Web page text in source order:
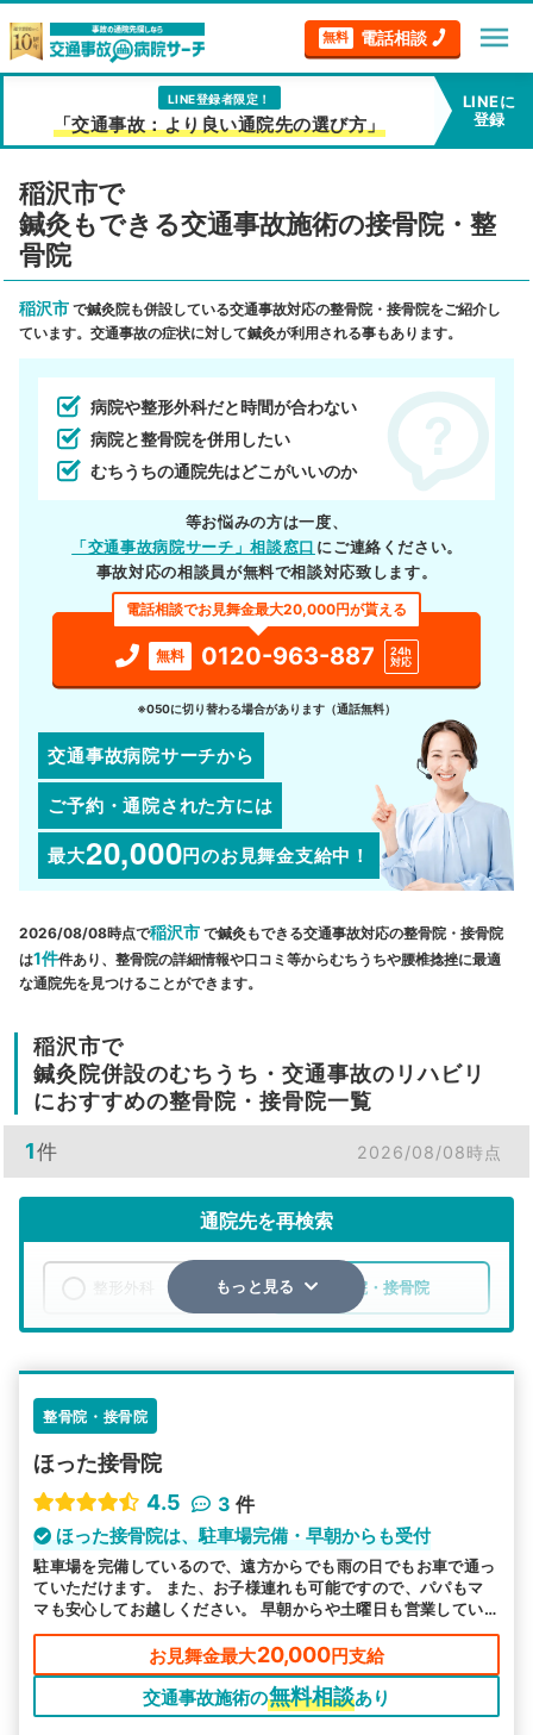
無料 電話相談 menu
LINE登録者限定！
「交通事故：より良い通院先の選び方」
LINEに
登録
稲沢市で
鍼灸もできる交通事故施術の接骨院・整
骨院
稲沢市 で鍼灸院も併設している交通事故対応の整骨院・接骨院をご紹介し
ています。交通事故の症状に対して鍼灸が利用される事もあります。
病院や整形外科だと時間が合わない
病院と整骨院を併用したい
むちうちの通院先はどこがいいのか
等お悩みの方は一度、
「交通事故病院サーチ」相談窓口 にご連絡ください。
事故対応の相談員が無料で相談対応致します。
電話相談でお見舞金最大20,000円が貰える
無料 0120-963-887
24h
対応
※050に切り替わる場合があります（通話無料）
交通事故病院サーチから
ご予約・通院された方には
最大20,000円のお見舞金支給中！
2026/08/08時点で稲沢市 で鍼灸もできる交通事故対応の整骨院・接骨院
は1件件あり、整骨院の詳細情報や口コミ等からむちうちや腰椎捻挫に最適
な通院先を見つけることができます。
稲沢市で
鍼灸院併設のむちうち・交通事故のリハビリ
におすすめの整骨院・接骨院一覧
1件 2026/08/08時点
通院先を再検索
整骨院・接骨院
その他の検索方法
駅から探す 院名から探す
もっと見る
整骨院・接骨院
ほった接骨院
4.5
3 件
ほった接骨院は、駐車場完備・早朝からも受付
駐車場を完備しているので、遠方からでも雨の日でもお車で通っ
ていただけます。 また、お子様連れも可能ですので、パパもマ
マも安心してお越しください。 早朝からや土曜日も営業してい
ますので、お忙しい方も通いやすい環境です。
お見舞金最大20,000円支給
交通事故施術の無料相談あり